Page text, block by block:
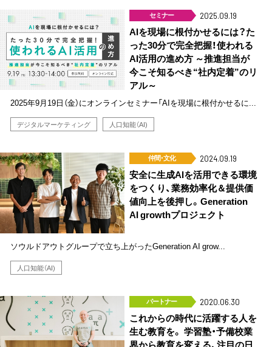
セミナー 2025.09.19
AIを現場に根付かせるには？た
った30分で完全把握！使われる
AI活用の進め方 ～推進担当が
今こそ知るべき“社内定着”のリ
アル～
2025年9月19日（金）にオンラインセミナー「AIを現場に根付かせるに...
デジタルマーケティング 人口知能（AI)
仲間･文化 2024.09.19
安全に生成AIを活用できる環境
をつくり、業務効率化＆提供価
値向上を後押し。Generation
AI growthプロジェクト
ソウルドアウトグループで立ち上がったGeneration AI grow...
人口知能（AI)
パートナー 2020.06.30
これからの時代に活躍する人を
生む教育を。 学習塾・予備校業